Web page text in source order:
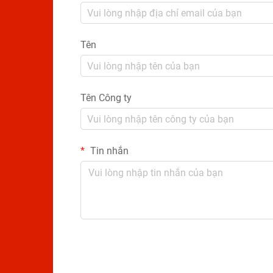
Tên
Tên Công ty
Tin nhắn